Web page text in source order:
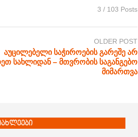
3 / 103 Posts
OLDER POST
აუცილებელი საჭიროების გარეშე არ
სახლიდან – მთვრობის საგანგებო
მიმართვა